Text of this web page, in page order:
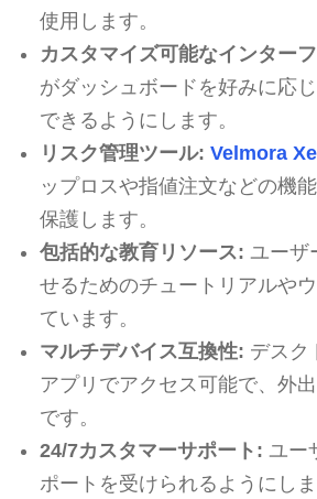
使用します。
カスタマイズ可能なインター
がダッシュボードを好みに応
できるようにします。
リスク管理ツール: Velmora
ップロスや指値注文などの機
保護します。
包括的な教育リソース: ユーザ
せるためのチュートリアルや
ています。
マルチデバイス互換性: デスク
アプリでアクセス可能で、外
です。
24/7カスタマーサポート: ユー
ポートを受けられるようにしま